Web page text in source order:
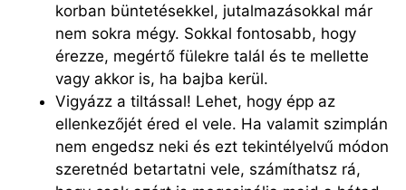
korban büntetésekkel, jutalmazásokkal már
nem sokra mégy. Sokkal fontosabb, hogy
érezze, megértő fülekre talál és te mellette
vagy akkor is, ha bajba kerül.
Vigyázz a tiltással! Lehet, hogy épp az
ellenkezőjét éred el vele. Ha valamit szimplán
nem engedsz neki és ezt tekintélyelvű módon
szeretnéd betartatni vele, számíthatsz rá,